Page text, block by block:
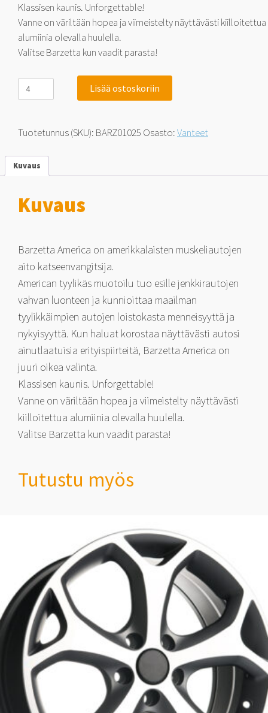
Klassisen kaunis. Unforgettable!
Vanne on väriltään hopea ja viimeistelty näyttävästi kiilloitettua
alumiinia olevalla huulella.
Valitse Barzetta kun vaadit parasta!
Barzetta
America
Silver
5x120.65
Lisää ostoskoriin
Tuotetunnus (SKU): BARZ01025 Osasto:Vanteet
Kuvaus
Kuvaus
Barzetta America on amerikkalaisten muskeliautojen
aito katseenvangitsija.
American tyylikäs muotoilu tuo esille jenkkirautojen
vahvan luonteen ja kunnioittaa maailman
tyylikkäimpien autojen loistokasta menneisyyttä ja
nykyisyyttä. Kun haluat korostaa näyttävästi autosi
ainutlaatuisia erityispiirteitä, Barzetta America on
juuri oikea valinta.
Klassisen kaunis. Unforgettable!
Vanne on väriltään hopea ja viimeistelty näyttävästi
kiilloitettua alumiinia olevalla huulella.
Valitse Barzetta kun vaadit parasta!
Tutustu myös